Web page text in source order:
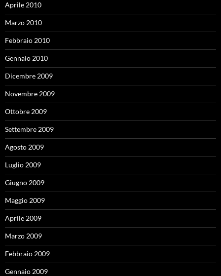
Aprile 2010
Marzo 2010
Febbraio 2010
Gennaio 2010
Dicembre 2009
Novembre 2009
Ottobre 2009
Settembre 2009
Agosto 2009
Luglio 2009
Giugno 2009
Maggio 2009
Aprile 2009
Marzo 2009
Febbraio 2009
Gennaio 2009